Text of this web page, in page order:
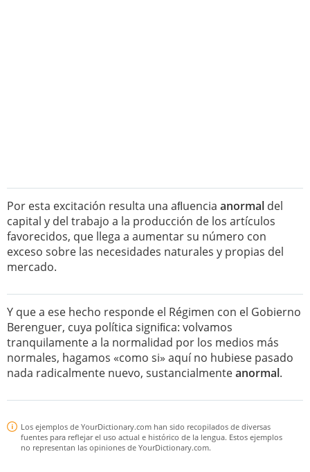
Por esta excitación resulta una aﬂuencia anormal del
capital y del trabajo a la producción de los artículos
favorecidos, que llega a aumentar su número con
exceso sobre las necesidades naturales y propias del
mercado.
Y que a ese hecho responde el Régimen con el Gobierno
Berenguer, cuya política signiﬁca: volvamos
tranquilamente a la normalidad por los medios más
normales, hagamos «como si» aquí no hubiese pasado
nada radicalmente nuevo, sustancialmenteanormal.
Los ejemplos de YourDictionary.com han sido recopilados de diversas
fuentes para reflejar el uso actual e histórico de la lengua. Estos ejemplos
no representan las opiniones de YourDictionary.com.